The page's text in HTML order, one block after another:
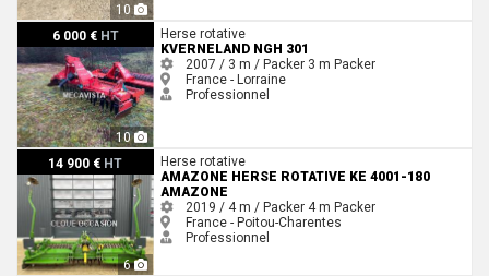
10
6 000 € HT
10
Kverneland Ngh 301
Herse rotative
KVERNELAND NGH 301
2007 / 3 m / Packer 3 m Packer
France - Lorraine
Professionnel
14 900 € HT
6
Amazone Herse rotative KE 4001-180 Amazone
Herse rotative
AMAZONE HERSE ROTATIVE KE 4001-180
AMAZONE
2019 / 4 m / Packer 4 m Packer
France - Poitou-Charentes
Professionnel